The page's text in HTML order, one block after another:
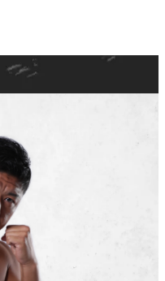
語
体）
體）
ย